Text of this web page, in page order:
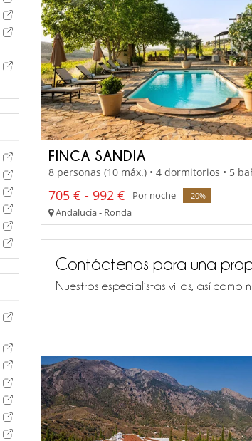
FINCA SANDIA
8 personas (10 máx.) • 4 dormitorios • 5
705 € - 992 € Por noche -20%
Andalucía - Ronda
Contáctenos para una
Nuestros especialistas villas, así como